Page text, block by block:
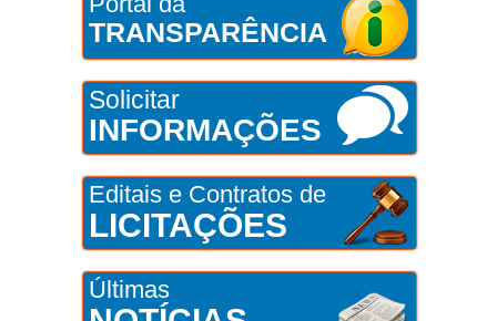
TRANSPARÊNCIA
Solicitar
INFORMAÇÕES
Editais e Contratos de
LICITAÇÕES
Últimas